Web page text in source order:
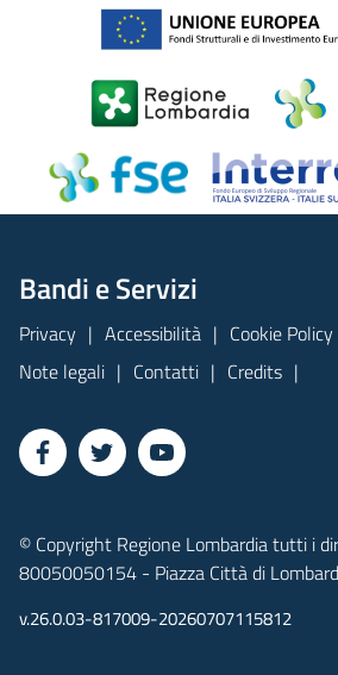
Bandi e Servizi
Privacy Accessibilità
Cookie Policy
Note legali
Contatti Credits
© Copyright Regione Lombardia tutti i
80050050154 - Piazza Città di
v.26.0.03-817009-20260707115812